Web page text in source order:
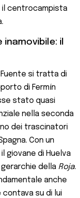
centrocampista
il
Fuente si tratta di
di Fermín
stato quasi
nella seconda
dei trascinatori
Con un
giovane di Huelva
della Roja.
anche
contava su di lui